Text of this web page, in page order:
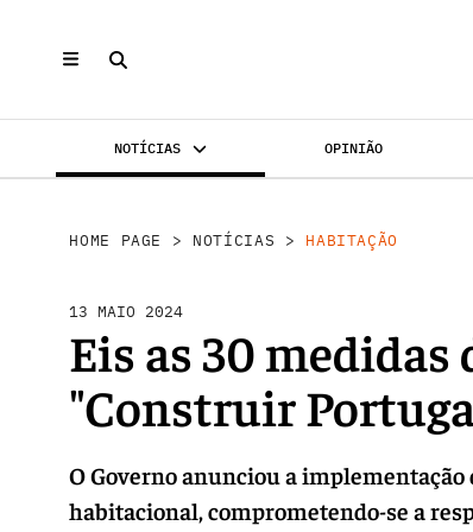
NOTÍCIAS OPINIÃO
HOME PAGE > NOTÍCIAS > HABITAÇÃO
13 MAIO 2024
Eis as 30 medidas
"Construir
O Governo anunciou a
habitacional, comprometendo-se a